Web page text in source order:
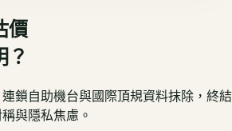
價
？
鎖自助機台與國際頂規資料抹除，終結
與隱私焦慮。